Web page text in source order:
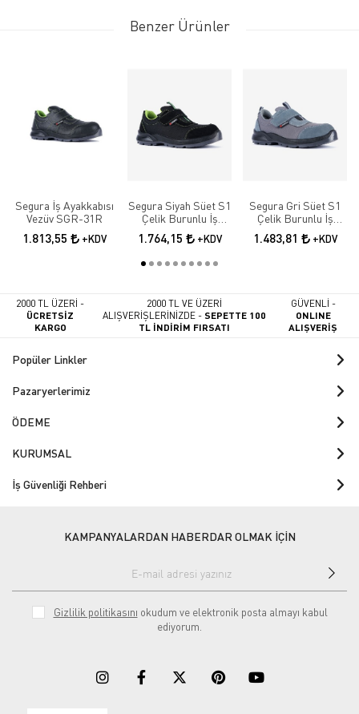
Benzer Ürünler
Segura İş Ayakkabısı
Vezüv SGR-31R
1.813,55 +KDV
Segura Siyah Süet S1
Çelik Burunlu İş
Güvenlik Ayakkabısı
SGR-52
1.764,15 +KDV
Segura Gri Süet S1
Çelik Burunlu İş
Güvenlik Ayakkabısı
SGR-51
1.483,81 +KDV
2000 TL ÜZERİ -
ÜCRETSİZ
KARGO
2000 TL VE ÜZERİ
ALIŞVERİŞLERİNİZDE -SEPETTE 100
TL İNDİRİM FIRSATI
GÜVENLİ -
ONLINE
ALIŞVERİŞ
Popüler Linkler
Pazaryerlerimiz
ÖDEME
KURUMSAL
İş Güvenliği Rehberi
KAMPANYALARDAN HABERDAR OLMAK İÇİN
Gizlilik politikasını okudum ve elektronik posta almayı kabul
ediyorum.